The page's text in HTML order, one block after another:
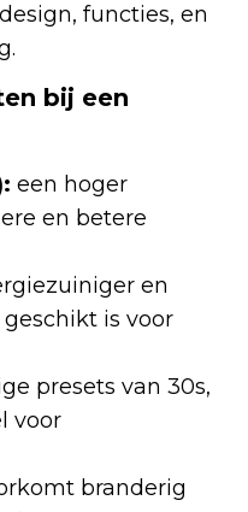
functies, en
bij een
een hoger
en betere
en
is voor
presets van 30s,
voor
branderig